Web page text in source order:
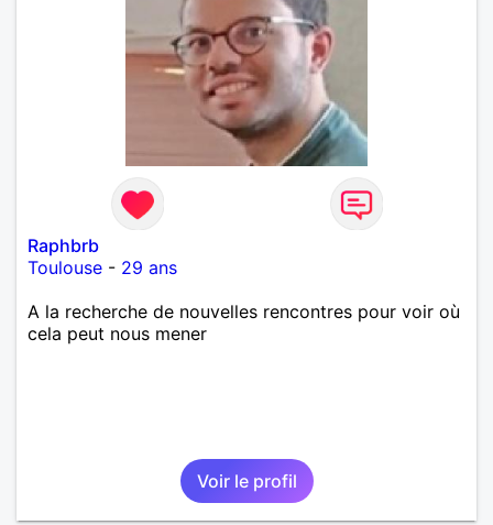
Raphbrb
Toulouse - 29 ans
A la recherche de nouvelles rencontres pour voir où
cela peut nous mener
Voir le profil